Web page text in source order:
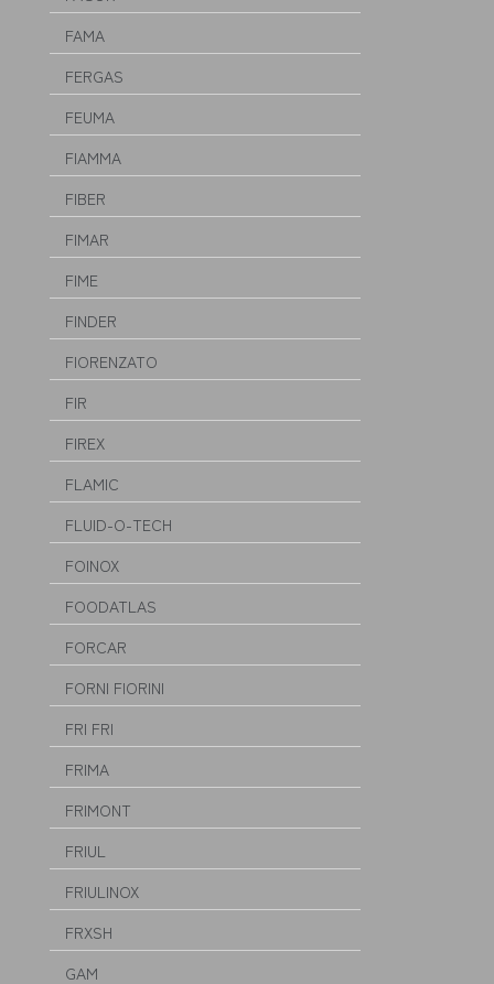
FAMA
FERGAS
FEUMA
FIAMMA
FIBER
FIMAR
FIME
FINDER
FIORENZATO
FIR
FIREX
FLAMIC
FLUID-O-TECH
FOINOX
FOODATLAS
FORCAR
FORNI FIORINI
FRI FRI
FRIMA
FRIMONT
FRIUL
FRIULINOX
FRXSH
GAM